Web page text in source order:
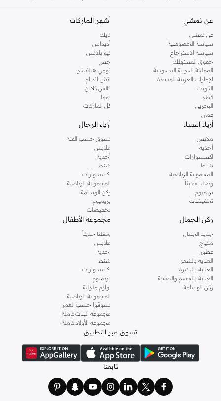
عن نمشي
عن نمشي
سياسة الخصوصية
سياسة الاسترجاع
حقوق المستهلك
المملكة العربية السعودية
الإمارات العربية المتحدة
الكويت
قطر
البحرين
عمان
أشهر الماركات
نايك
أديداس
نيو بالانس
جس
تومي هيلفيغر
اتش اند ام
كالفن كلاين
بوما
كل الماركات
أزياء النساء
ملابس
أحذية
اكسسوارات
شنط
المجموعة الرياضية
وصلنا حديثاً
بريميوم
تخفيضات
أزياء الرجال
تسوق حسب الفئة
ملابس
أحذية
شنط
اكسسوارات
المجموعة الرياضية
ركن الوسامة
بريميوم
تخفيضات
ركن الجمال
جديد الجمال
مكياج
عطور
العناية بالشعر
العناية بالبشرة
العناية بالجسم والصحة
ركن الوسامة
مجموعة الأطفال
وصلنا حديثاً
ملابس
احذية
شنط
اكسسوارات
بريميوم
لوازم منزلية
المجموعة الرياضية
تسوقوا حسب العمر
مجموعة البنات كاملة
مجموعة الأولاد كاملة
تسوق عبر التطبيق
تابعنا